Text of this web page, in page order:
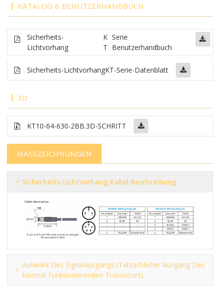
KATALOG & BENUTZERHANDBUCH
Sicherheits-
Lichtvorhang
K
T
Serie
Benutzerhandbuch
Sicherheits-LichtvorhangKT-Serie-Datenblatt
3D
KT10-64-630-2BB.3D-SCHRITT
MASSZEICHNUNGEN
Sicherheits-Lichtvorhang Kabel Beschreibung
Auswahl Des Signalausgangs (tatsächlicher Ausgang Des
Normal Funktionierenden Transistors)